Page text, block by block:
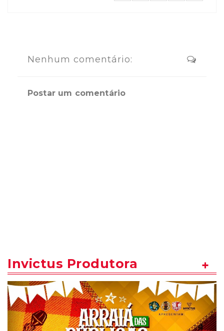
Nenhum comentário:
Postar um comentário
Invictus Produtora